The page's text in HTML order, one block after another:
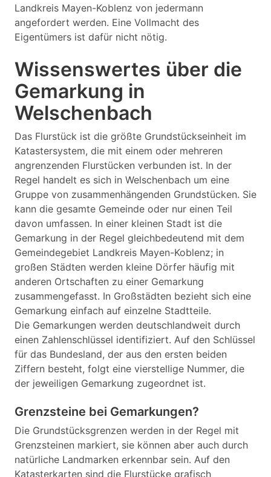
Landkreis Mayen-Koblenz von jedermann
angefordert werden. Eine Vollmacht des
Eigentümers ist dafür nicht nötig.
Wissenswertes über die
Gemarkung in
Welschenbach
Das Flurstück ist die größte Grundstückseinheit im
Katastersystem, die mit einem oder mehreren
angrenzenden Flurstücken verbunden ist. In der
Regel handelt es sich in Welschenbach um eine
Gruppe von zusammenhängenden Grundstücken. Sie
kann die gesamte Gemeinde oder nur einen Teil
davon umfassen. In einer kleinen Stadt ist die
Gemarkung in der Regel gleichbedeutend mit dem
Gemeindegebiet Landkreis Mayen-Koblenz; in
großen Städten werden kleine Dörfer häufig mit
anderen Ortschaften zu einer Gemarkung
zusammengefasst. In Großstädten bezieht sich eine
Gemarkung einfach auf einzelne Stadtteile.
Die Gemarkungen werden deutschlandweit durch
einen Zahlenschlüssel identifiziert. Auf den Schlüssel
für das Bundesland, der aus den ersten beiden
Ziffern besteht, folgt eine vierstellige Nummer, die
der jeweiligen Gemarkung zugeordnet ist.
Grenzsteine bei Gemarkungen?
Die Grundstücksgrenzen werden in der Regel mit
Grenzsteinen markiert, sie können aber auch durch
natürliche Landmarken erkennbar sein. Auf den
Katasterkarten sind die Flurstücke grafisch